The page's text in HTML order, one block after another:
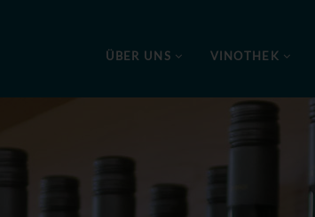
ÜBER UNS VINOTHEK